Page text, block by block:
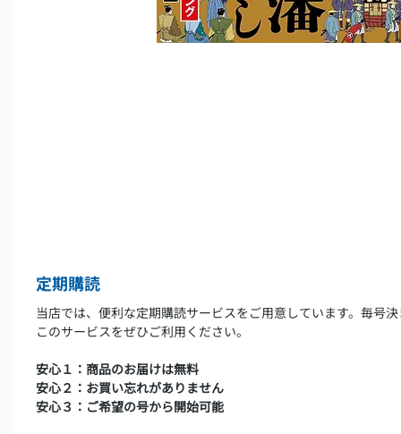
定期購読
当店では、便利な定期購読サービスをご用意しています。毎号
このサービスをぜひご利用ください。
安心１：商品のお届けは無料
安心２：お買い忘れがありません
安心３：ご希望の号から開始可能